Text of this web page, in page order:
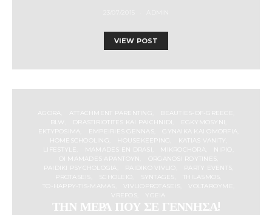
VIEW POST
AGORA ATTACHMENT PARENTING
BEAUTIES-OF-GREECE
BLW
DRASTIRIOTITES KAI PAICHNIDI
EGKYMOSYNI
EKTYPOSIMA
EMPEIRIES GENNAS
GYNAIKA KAI OMORFIA
HOMESCHOOLING
HOUSEKEEPING
KATIAS VANITY
LIFESTYLE
MAMADES EN DRASI MIKROCHORA
NIPIO
OI MAMADES APANTOYN
ORGANOSI ROYTINES
PAIDIKI PSYCHOLOGIA
PAIDIKO VIVLIO
PARTY EVENTS
PROTASEIS
SYNTAGES
THILASMOS
TO-HAPPY-TIS-MAMAS
VIVLIOPROTASEIS
VOLTAROYME
VREFOS
YGEIA
ΤΗΝ ΜΕΡΑ ΠΟΥ ΣΕ ΓΕΝΝΗΣΑ!